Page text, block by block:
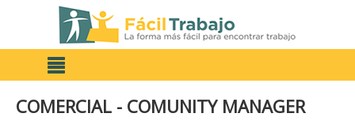
COMERCIAL - COMUNITY MANAGER